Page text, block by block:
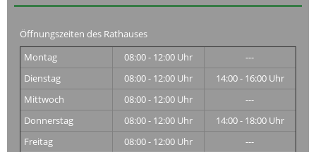
Öffnungszeiten des Rathauses
Montag
08:00 - 12:00 Uhr
---
Dienstag
08:00 - 12:00 Uhr
14:00 - 16:00 Uhr
Mittwoch
08:00 - 12:00 Uhr
---
Donnerstag
08:00 - 12:00 Uhr
14:00 - 18:00 Uhr
Freitag
08:00 - 12:00 Uhr
---